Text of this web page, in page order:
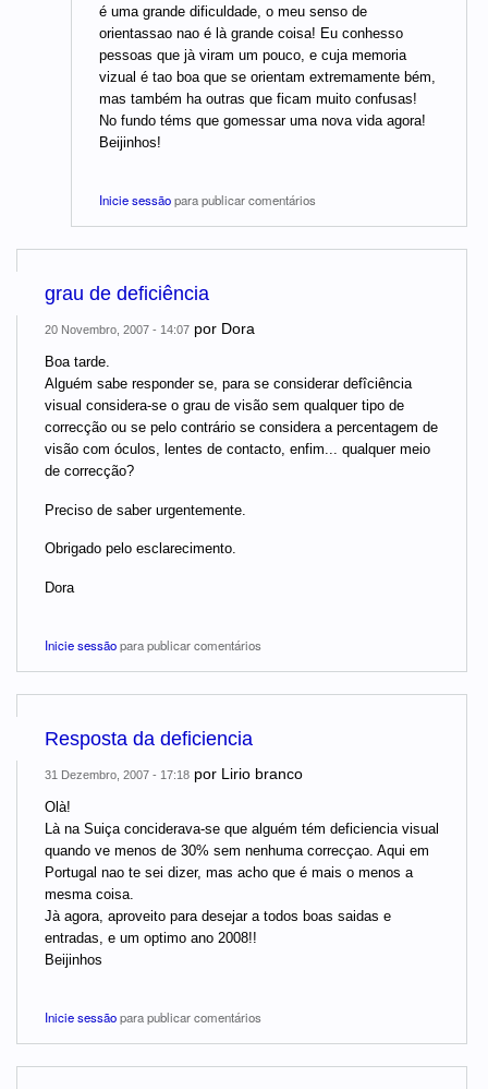
é uma grande dificuldade, o meu senso de
orientassao nao é là grande coisa! Eu conhesso
pessoas que jà viram um pouco, e cuja memoria
vizual é tao boa que se orientam extremamente bém,
mas também ha outras que ficam muito confusas!
No fundo téms que gomessar uma nova vida agora!
Beijinhos!
Inicie sessãopara publicar comentários
grau de deficiência
20 Novembro, 2007 - 14:07 por Dora
Boa tarde.
Alguém sabe responder se, para se considerar defîciência
visual considera-se o grau de visão sem qualquer tipo de
correcção ou se pelo contrário se considera a percentagem de
visão com óculos, lentes de contacto, enfim... qualquer meio
de correcção?
Preciso de saber urgentemente.
Obrigado pelo esclarecimento.
Dora
Inicie sessãopara publicar comentários
Resposta da deficiencia
31 Dezembro, 2007 - 17:18 por Lirio branco
Olà!
Là na Suiça conciderava-se que alguém tém deficiencia visual
quando ve menos de 30% sem nenhuma correcçao. Aqui em
Portugal nao te sei dizer, mas acho que é mais o menos a
mesma coisa.
Jà agora, aproveito para desejar a todos boas saidas e
entradas, e um optimo ano 2008!!
Beijinhos
Inicie sessãopara publicar comentários